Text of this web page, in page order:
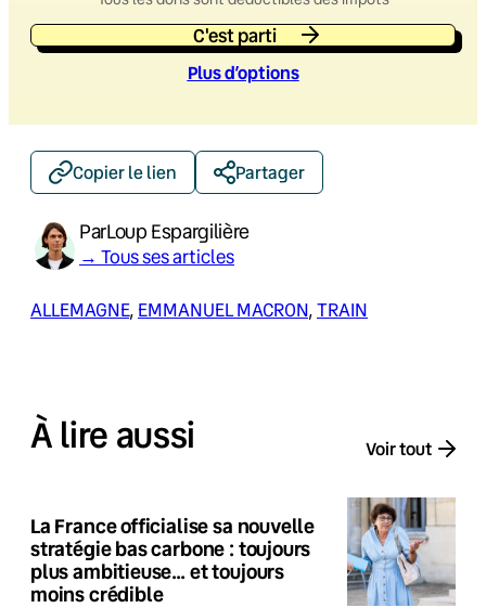
C'est parti
Plus d’options
Copier le lien Partager
ParLoup Espargilière
→ Tous ses articles
ALLEMAGNE, EMMANUEL MACRON, TRAIN
À lire aussi Voir tout
La France officialise sa nouvelle
stratégie bas carbone : toujours
plus ambitieuse… et toujours
moins crédible